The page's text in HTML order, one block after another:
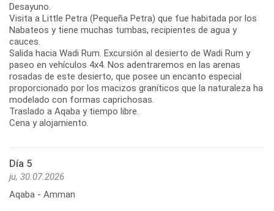
Desayuno.
Visita a Little Petra (Pequeña Petra) que fue habitada por los
Nabateos y tiene muchas tumbas, recipientes de agua y
cauces.
Salida hacia Wadi Rum. Excursión al desierto de Wadi Rum y
paseo en vehículos 4x4. Nos adentraremos en las arenas
rosadas de este desierto, que posee un encanto especial
proporcionado por los macizos graníticos que la naturaleza ha
modelado con formas caprichosas.
Traslado a Aqaba y tiempo libre.
Cena y alojamiento.
Día 5
ju, 30.07.2026
Aqaba - Amman